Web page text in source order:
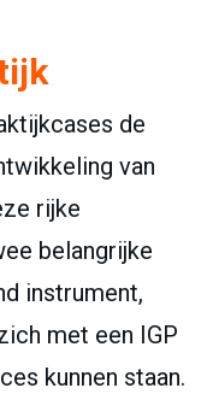
de
van
rijke
belangrijke
instrument,
met een IGP
kunnen staan.